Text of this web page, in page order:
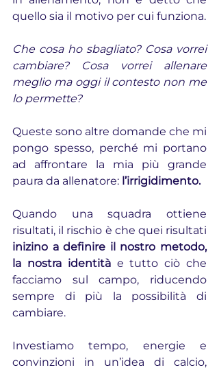
quello sia il motivo per cui funziona.
Che cosa ho sbagliato? Cosa vorrei
cambiare? Cosa vorrei allenare
meglio ma oggi il contesto non me
lo permette?
Queste sono altre domande che mi
pongo spesso, perché mi portano
ad affrontare la mia più grande
paura da allenatore: l’irrigidimento.
Quando una squadra ottiene
inizino a definire il nostro metodo,
la nostra identità e tutto ciò che
facciamo sul campo, riducendo
sempre di più la possibilità di
cambiare.
Investiamo tempo, energie e
convinzioni in un’idea di calcio,